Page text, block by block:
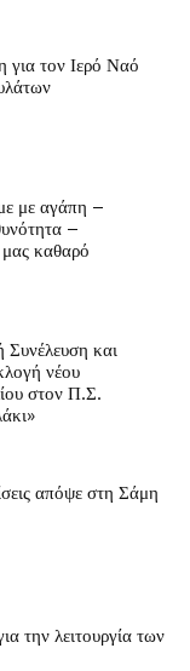
για τον Ιερό Ναό
με αγάπη –
–
καθαρό
και
νέου
στον Π.Σ.
απόψε στη Σάμη
την λειτουργία των